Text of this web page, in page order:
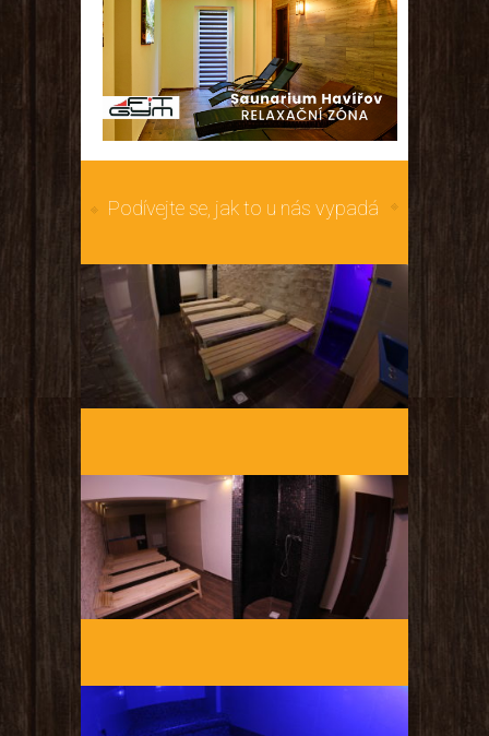
Podívejte se, jak to u nás vypadá